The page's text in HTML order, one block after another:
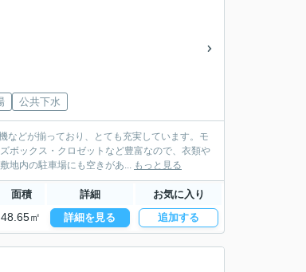
公共下水
などが揃っており、とても充実しています。モ
ボックス・クロゼットなど豊富なので、衣類や
地内の駐車場にも空きがあ... もっと見る
面積 詳細 お気に入り
48.65㎡ 詳細を見る 追加する